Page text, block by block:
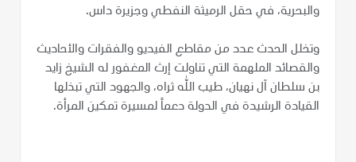
والبحرية، في حقل الرميثة النفطي وجزيرة داس.
وتخلل الحدث عدد من مقاطع الفيديو والفقرات والأحاديث
والقصائد الملهمة التي تناولت إرث المغفور له الشيخ زايد
بن سلطان آل نهيان، طيب الله ثراه، والجهود التي تبذلها
القيادة الرشيدة في الدولة دعماً لمسيرة تمكين المرأة.